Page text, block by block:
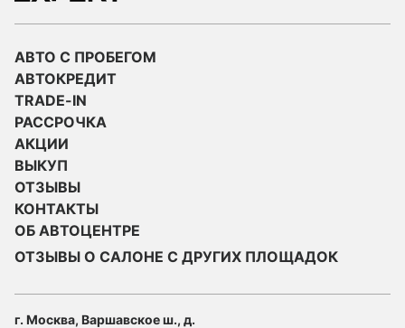
АВТО С ПРОБЕГОМ
АВТОКРЕДИТ
TRADE-IN
РАССРОЧКА
АКЦИИ
ВЫКУП
ОТЗЫВЫ
КОНТАКТЫ
ОБ АВТОЦЕНТРЕ
ОТЗЫВЫ О САЛОНЕ С ДРУГИХ ПЛОЩАДОК
г. Москва, Варшавское ш., д.